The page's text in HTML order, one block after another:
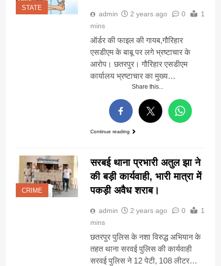
STATE
admin 2 years ago 0
1
mins
ऑर्डर की फाइल की गायब,गौरिहार
एसडीएम के बाबू पर लगे भ्रष्टाचार के
आरोप। छतरपुर। गौरिहार एसडीएम
कार्यालय भ्रष्टाचार का मुख्य…
Share this...
Continue reading
CRIME
सरबई थाना प्रभारी अतुल झा ने
की बड़ी कार्यवाही, भारी मात्रा में
पकड़ी अवैध शराब।
admin 2 years ago 0
1
mins
छतरपुर पुलिस के नशा विरुद्ध अभियान के
तहत थाना सरवई पुलिस की कार्यवाही
सरवई पुलिस ने 12 पेटी, 108 लीटर…